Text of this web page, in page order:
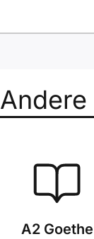
Andere
A2 Goethe